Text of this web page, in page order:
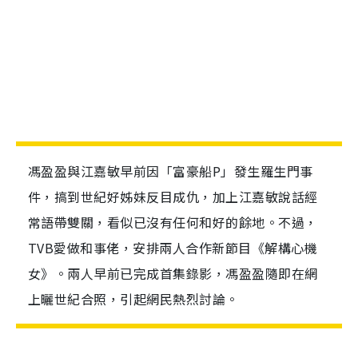
馮盈盈與江嘉敏早前因「富豪船P」發生羅生門事
件，搞到世紀好姊妹反目成仇，加上江嘉敏說話經
常語帶雙關，看似已沒有任何和好的餘地。不過，
TVB愛做和事佬，安排兩人合作新節目《解構心機
女》。兩人早前已完成首集錄影，馮盈盈隨即在網
上曬世紀合照，引起網民熱烈討論。